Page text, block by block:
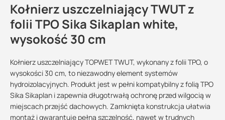
Kołnierz uszczelniający TWUT z
folii TPO Sika Sikaplan white,
wysokość 30 cm
Kołnierz uszczelniający TOPWET TWUT, wykonany z folii TPO, o
wysokości 30 cm, to niezawodny element systemów
hydroizolacyjnych. Produkt jest w pełni kompatybilny z folią TPO
Sika Sikaplan i zapewnia długotrwałą ochronę przed wilgocią w
miejscach przejść dachowych. Zamknięta konstrukcja ułatwia
montaż i gwarantuje pełną szczelność, nawet w trudnych